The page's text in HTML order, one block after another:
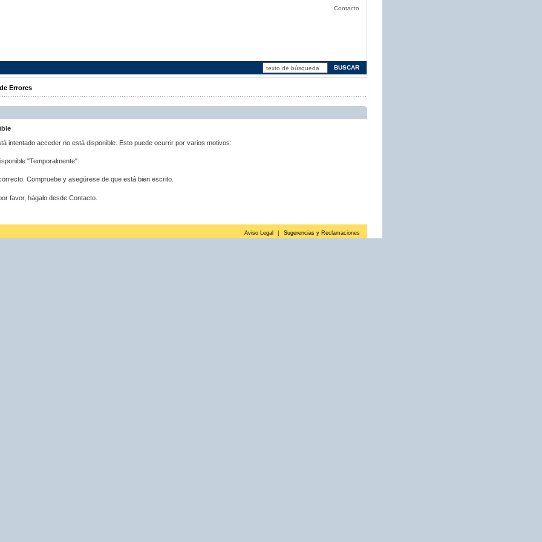
Contacto
Errores
intentado acceder no está disponible. Esto puede ocurrir por varios motivos:
"Temporalmente".
Compruebe y asegúrese de que está bien escrito.
favor, hágalo desde Contacto.
Aviso Legal Sugerencias y Reclamaciones